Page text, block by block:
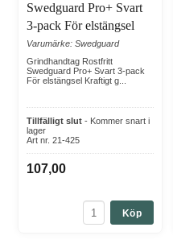
Swedguard Pro+ Svart
3-pack För elstängsel
Varumärke: Swedguard
Grindhandtag Rostfritt
Swedguard Pro+ Svart 3-pack
För elstängsel Kraftigt g...
Tillfälligt slut - Kommer snart i
lager
Art nr. 21-425
107,00
Köp